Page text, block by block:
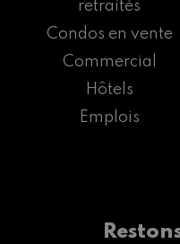
retraités
Condos en vente
Commercial
Hôtels
Emplois